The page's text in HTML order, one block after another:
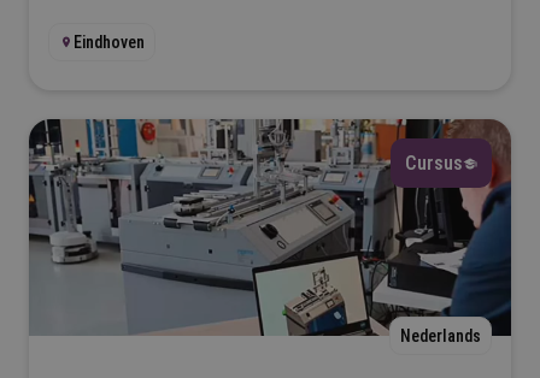
Eindhoven
Cursus
Nederlands